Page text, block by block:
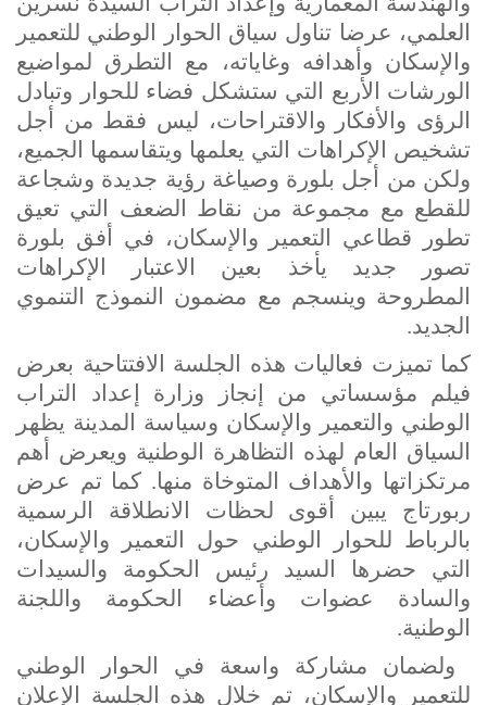
العلمي، عرضا تناول سياق الحوار الوطني للتعمير
والإسكان وأهدافه وغاياته، مع التطرق لمواضيع
الورشات الأربع التي ستشكل فضاء للحوار وتبادل
الرؤى والأفكار والاقتراحات، ليس فقط من أجل
تشخيص الإكراهات التي يعلمها ويتقاسمها الجميع،
ولكن من أجل بلورة وصياغة رؤية جديدة وشجاعة
للقطع مع مجموعة من نقاط الضعف التي تعيق
تطور قطاعي التعمير والإسكان، في أفق بلورة
تصور جديد يأخذ بعين الاعتبار الإكراهات
المطروحة وينسجم مع مضمون النموذج التنموي
الجديد.
كما تميزت فعاليات هذه
الجلسة الافتتاحية بعرض
فيلم مؤسساتي من إنجاز وزارة إعداد التراب
الوطني والتعمير والإسكان وسياسة المدينة يظهر
السياق العام لهذه التظاهرة الوطنية ويعرض أهم
مرتكزاتها والأهداف المتوخاة منها. كما تم عرض
ربورتاج يبين أقوى لحظات الانطلاقة الرسمية
بالرباط للحوار الوطني حول التعمير والإسكان،
التي حضرها السيد رئيس الحكومة والسيدات
والسادة عضوات وأعضاء الحكومة واللجنة
الوطنية.
ولضمان مشاركة واسعة في الحوار الوطني
للتعمير والإسكان، تم خلال هذه الجلسة الإعلان